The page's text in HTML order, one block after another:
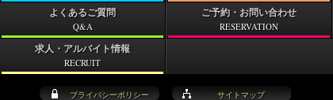
プライバシーポリシー サイトマップ
よくあるご質問
Q&A
ご予約・お問い合わせ
RESERVATION
求人・アルバイト情報
RECRUIT